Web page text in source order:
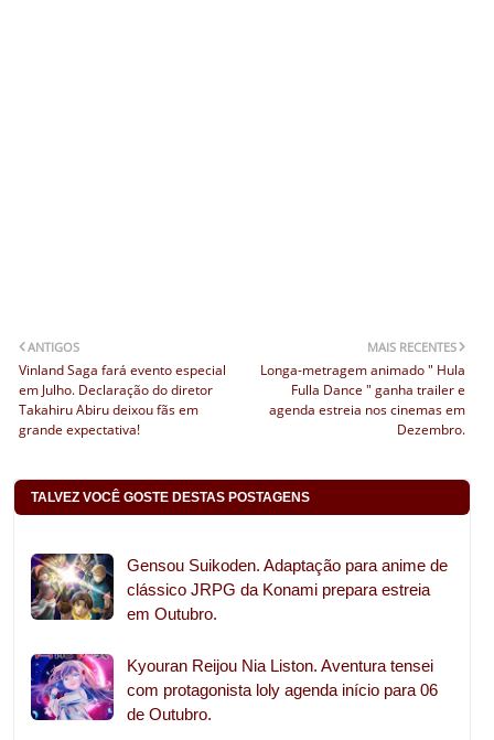
MAIS RECENTES
Longa-metragem animado " Hula
Fulla Dance " ganha trailer e
agenda estreia nos cinemas em
Dezembro.
ANTIGOS
Vinland Saga fará evento especial
em Julho. Declaração do diretor
Takahiru Abiru deixou fãs em
grande expectativa!
TALVEZ VOCÊ GOSTE DESTAS POSTAGENS
Gensou Suikoden. Adaptação para anime de
clássico JRPG da Konami prepara estreia
em Outubro.
Kyouran Reijou Nia Liston. Aventura tensei
com protagonista loly agenda início para 06
de Outubro.